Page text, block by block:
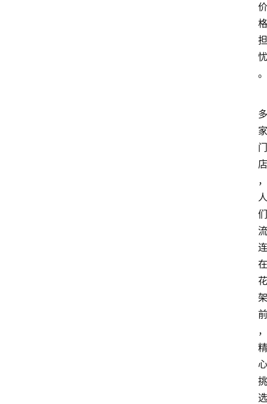
价
格
担
忧
。
多
家
门
店
，
人
们
流
连
在
花
架
前
，
精
心
挑
选